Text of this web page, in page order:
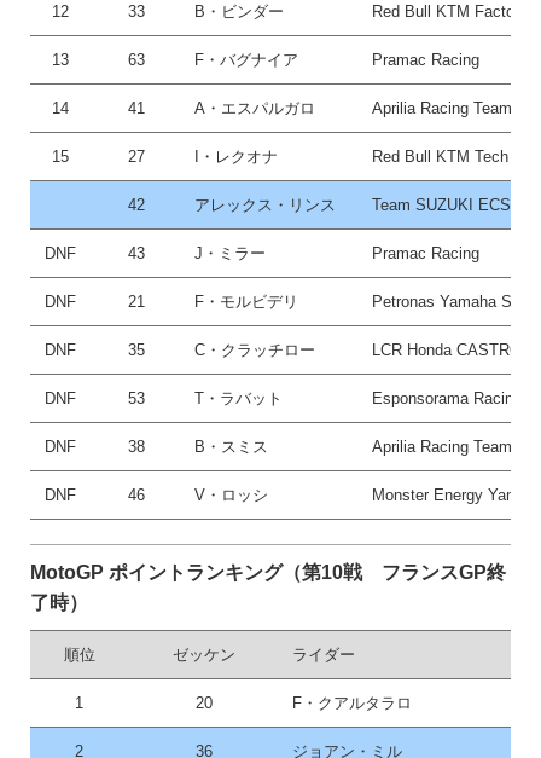
12 33 B・ビンダー Red Bull KTM Factory
13 63 F・バグナイア Pramac Racing
14 41 A・エスパルガロ Aprilia Racing Team
15 27 I・レクオナ Red Bull KTM Tech 3
42 アレックス・リンス Team SUZUKI ECSTAR
DNF 43 J・ミラー Pramac Racing
DNF 21 F・モルビデリ Petronas Yamaha SRT
DNF 35 C・クラッチロー LCR Honda CASTROL
DNF 53 T・ラバット Esponsorama Racing
DNF 38 B・スミス Aprilia Racing Team
DNF 46 V・ロッシ Monster Energy
MotoGP ポイントランキング（第10戦 フランスGP終
了時）
順位 ゼッケン ライダー
1 20 F・クアルタラロ
2 36 ジョアン・ミル